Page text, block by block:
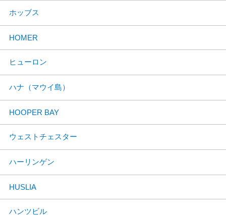
ホッブス
HOMER
ヒューロン
ハナ（マウイ島）
HOOPER BAY
ウェストチェスター
ハーリンゲン
HUSLIA
ハンツビル